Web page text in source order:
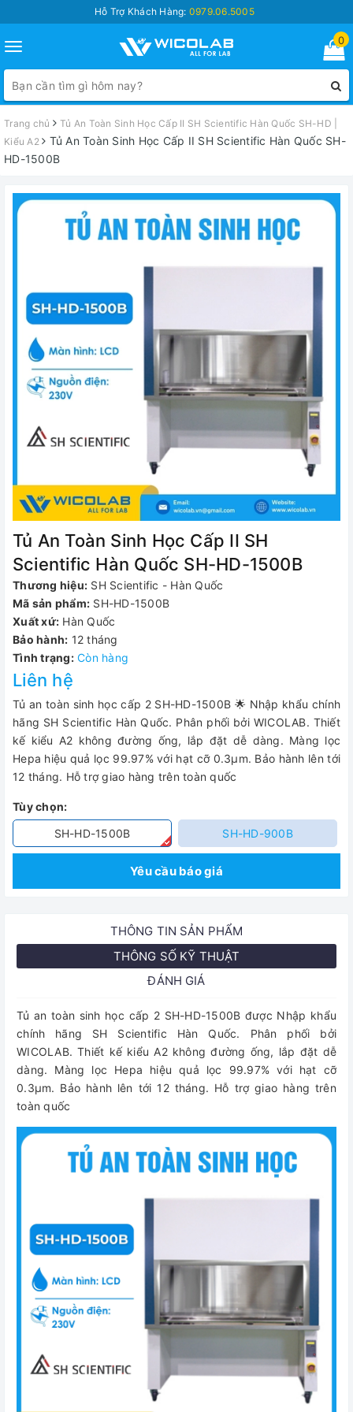
Hỗ Trợ Khách Hàng: 0979.06.5005
Toggle
navigation
0
Trang chủ
Tủ An Toàn Sinh Học Cấp II SH Scientific Hàn Quốc SH-HD |
Kiểu A2
Tủ An Toàn Sinh Học Cấp II SH Scientific Hàn Quốc SH-
HD-1500B
Tủ An Toàn Sinh Học Cấp II SH
Scientific Hàn Quốc SH-HD-1500B
Thương hiệu: SH Scientific - Hàn Quốc
Mã sản phẩm: SH-HD-1500B
Xuất xứ: Hàn Quốc
Bảo hành: 12 tháng
Tình trạng: Còn hàng
Liên hệ
Tủ an toàn sinh học cấp 2 SH-HD-1500B 🌟 Nhập khẩu chính
hãng SH Scientific Hàn Quốc. Phân phối bởi WICOLAB. Thiết
kế kiểu A2 không đường ống, lắp đặt dễ dàng. Màng lọc
Hepa hiệu quả lọc 99.97% với hạt cỡ 0.3μm. Bảo hành lên tới
12 tháng. Hỗ trợ giao hàng trên toàn quốc
Tùy chọn:
SH-HD-1500B
SH-HD-900B
Yêu cầu báo giá
THÔNG TIN SẢN PHẨM
THÔNG SỐ KỸ THUẬT
ĐÁNH GIÁ
Tủ an toàn sinh học cấp 2 SH-HD-1500B được Nhập khẩu
chính hãng SH Scientific Hàn Quốc. Phân phối bởi
WICOLAB. Thiết kế kiểu A2 không đường ống, lắp đặt dễ
dàng. Màng lọc Hepa hiệu quả lọc 99.97% với hạt cỡ
0.3μm. Bảo hành lên tới 12 tháng. Hỗ trợ giao hàng trên
toàn quốc